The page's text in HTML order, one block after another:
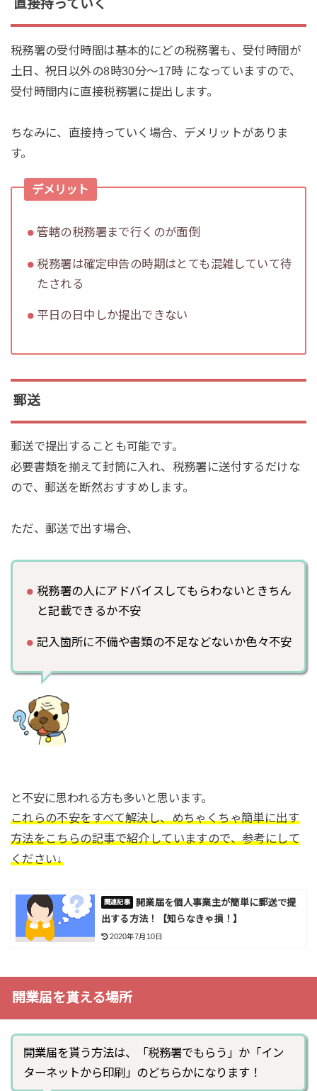
直接持っていく
税務署の受付時間は基本的にどの税務署も、受付時間が
土日、祝日以外の8時30分～17時 になっていますので、
受付時間内に直接税務署に提出します。
ちなみに、直接持っていく場合、デメリットがありま
す。
デメリット
管轄の税務署まで行くのが面倒
税務署は確定申告の時期はとても混雑していて待
たされる
平日の日中しか提出できない
郵送
郵送で提出することも可能です。
必要書類を揃えて封筒に入れ、税務署に送付するだけな
ので、郵送を断然おすすめします。
ただ、郵送で出す場合、
税務署の人にアドバイスしてもらわないときちん
と記載できるか不安
記入箇所に不備や書類の不足などないか色々不安
と不安に思われる方も多いと思います。
これらの不安をすべて解決し、めちゃくちゃ簡単に出す
方法をこちらの記事で紹介していますので、参考にして
ください↓
開業届を個人事業主が簡単に郵送で提
出する方法！【知らなきゃ損！】
2020年7月10日
開業届を貰える場所
開業届を貰う方法は、「税務署でもらう」か「イン
ターネットから印刷」のどちらかになります！